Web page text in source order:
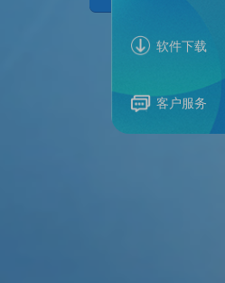
软件下载
客户服务